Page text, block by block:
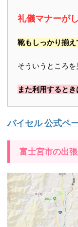
礼儀マナーが
靴もしっかり揃え
そういうところを
また利用すると
バイセル 公式ペ
富士宮市の出